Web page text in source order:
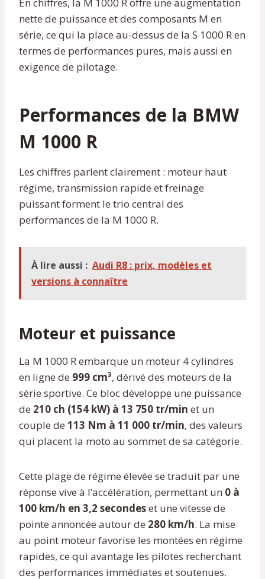
nette de puissance et des composants M en
série, ce qui la place au-dessus de la S 1000 R en
termes de performances pures, mais aussi en
exigence de pilotage.
Performances de la BMW
M 1000 R
Les chiffres parlent clairement : moteur haut
régime, transmission rapide et freinage
puissant forment le trio central des
performances de la M 1000 R.
À lire aussi : Audi R8 : prix, modèles et
versions à connaître
Moteur et puissance
La M 1000 R embarque un moteur 4 cylindres
en ligne de 999 cm³, dérivé des moteurs de la
série sportive. Ce bloc développe une puissance
de 210 ch (154 kW) à 13 750 tr/min et un
couple de 113 Nm à 11 000 tr/min, des valeurs
qui placent la moto au sommet de sa catégorie.
Cette plage de régime élevée se traduit par une
réponse vive à l’accélération, permettant un 0 à
100 km/h en 3,2 secondeset une vitesse de
pointe annoncée autour de 280 km/h. La mise
au point moteur favorise les montées en régime
rapides, ce qui avantage les pilotes recherchant
des performances immédiates et soutenues.